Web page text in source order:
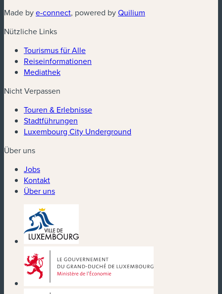
Made bye-connect(neues Fenster)
, powered byQuilium
Nützliche Links
Tourismus für Alle
Reiseinformationen
Mediathek
Nicht Verpassen
Touren & Erlebnisse
Stadtführungen
Luxembourg City Underground
Über uns
Jobs
Kontakt
Über uns